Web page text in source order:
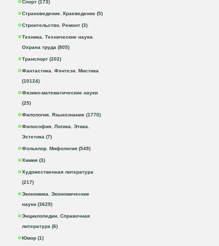
Спорт (173)
Страноведение. Краеведение (5)
Строительство. Ремонт (3)
Техника. Технические науки.
Охрана труда (805)
Транспорт (202)
Фантастика. Фэнтези. Мистика
(10124)
Физико-математические науки
(25)
Филология. Языкознание (1770)
Философия. Логика. Этика.
Эстетика (7)
Фольклор. Мифология (549)
Химия (3)
Художественная литература
(217)
Экономика. Экономические
науки (3629)
Энциклопедии. Справочная
литература (6)
Юмор (1)